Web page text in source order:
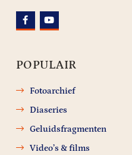
POPULAIR
Fotoarchief
Diaseries
Geluidsfragmenten
Video’s & films